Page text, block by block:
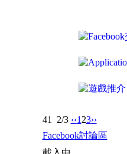
41 2/3 ‹‹1 23››
Facebook討論區